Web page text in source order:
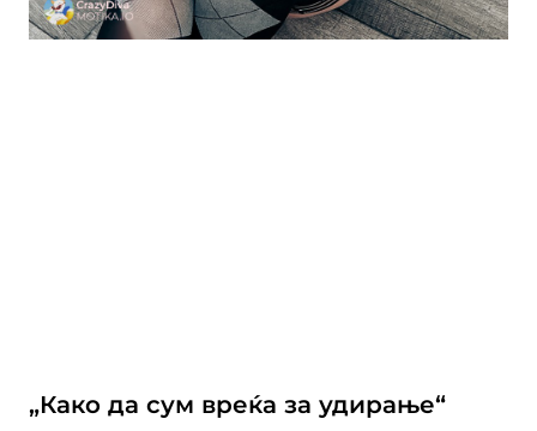
„Како да сум вреќа за удирање“